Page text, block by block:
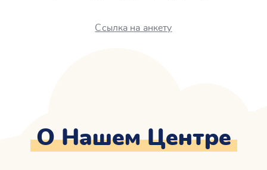
Ссылка на анкету
О Нашем Центре